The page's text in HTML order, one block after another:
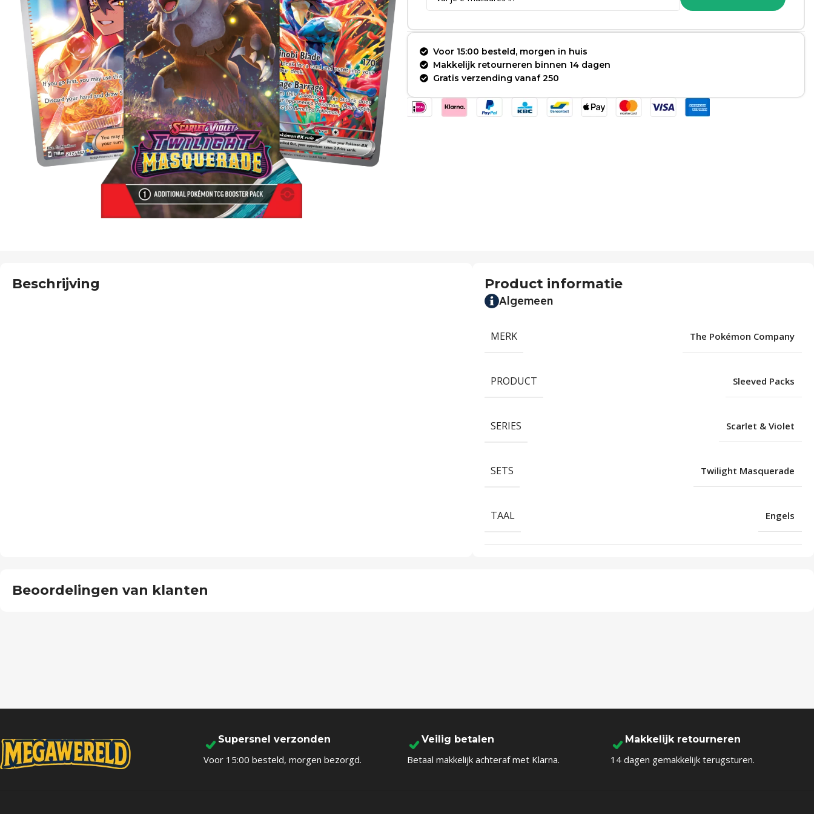
Voor 15:00 besteld, morgen in huis
Makkelijk retourneren binnen 14 dagen
Gratis verzending vanaf 250
Beschrijving Product informatie
Algemeen
MERK The Pokémon Company
PRODUCT Sleeved Packs
SERIES Scarlet & Violet
SETS Twilight Masquerade
TAAL Engels
Beoordelingen van klanten
Supersnel verzonden
Voor 15:00 besteld, morgen bezorgd.
Veilig betalen
Betaal makkelijk achteraf met Klarna.
Makkelijk retourneren
14 dagen gemakkelijk terugsturen.